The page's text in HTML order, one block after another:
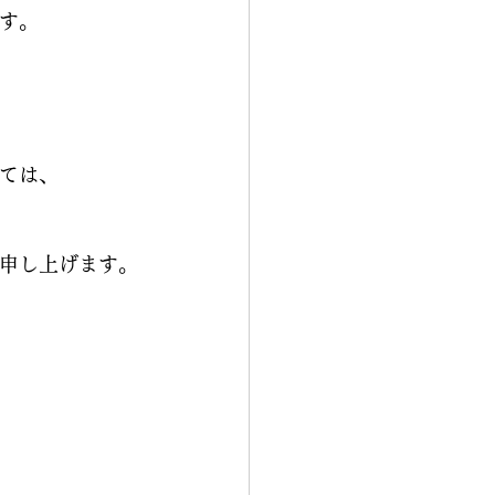
。
は、
し上げます。